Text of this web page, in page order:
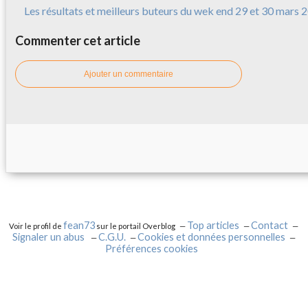
Les résultats et meilleurs buteurs du wek end 29 et 30 mars
Commenter cet article
Ajouter un commentaire
Voir le profil defean73 sur le portail Overblog Top articles
Contact
Signaler un abus
C.G.U.
Cookies et données personnelles
Préférences cookies